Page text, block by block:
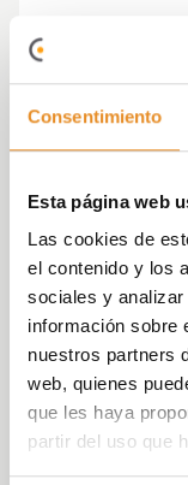
Consentimiento
Esta página web
Las cookies de
el contenido y los
sociales y
información sobre
nuestros partners
web, quienes
que les haya
partir del uso que
Por parte
encuentro
General de
de Obra;
Durante la
conocer
captación
tipo de
la
la
sobre
instalaciones,